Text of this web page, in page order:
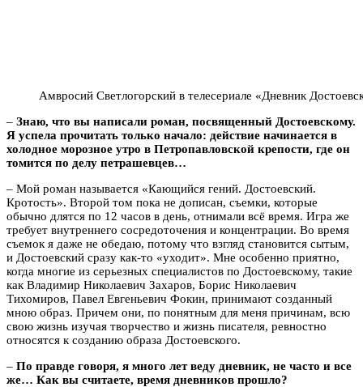
Амвросий Светлогорский в телесериале «Дневник
– Знаю, что вы написали роман, посвященный Достоевскому.
Я успела прочитать только начало: действие начинается в
холодное морозное утро в Петропавловской крепости, где он
томится по делу петрашевцев…
– Мой роман называется «Кающийся гений. Достоевский.
Кротость». Второй том пока не дописан, съемки, которые
обычно длятся по 12 часов в день, отнимали всё время. Игра же
требует внутреннего сосредоточения и концентрации. Во время
съемок я даже не обедаю, потому что взгляд становится сытым,
и Достоевский сразу как-то «уходит». Мне особенно приятно,
когда многие из серьезных специалистов по Достоевскому, такие
как Владимир Николаевич Захаров, Борис Николаевич
Тихомиров, Павел Евгеньевич Фокин, принимают созданный
мною образ. Причем они, по понятным для меня причинам, всю
свою жизнь изучая творчество и жизнь писателя, ревностно
относятся к созданию образа Достоевского.
– По правде говоря, я много лет веду дневник, не часто и все
же… Как вы считаете, время дневников прошло?